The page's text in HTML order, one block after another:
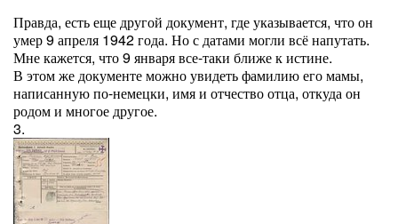
Правда, есть еще другой документ, где указывается, что он
умер 9 апреля 1942 года. Но с датами могли всё напутать.
Мне кажется, что 9 января все-таки ближе к истине.
В этом же документе можно увидеть фамилию его мамы,
написанную по-немецки, имя и отчество отца, откуда он
родом и многое другое.
3.